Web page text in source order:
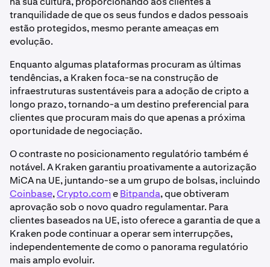
tranquilidade de que os seus fundos e dados pessoais
estão protegidos, mesmo perante ameaças em
evolução.
Enquanto algumas plataformas procuram as últimas
tendências, a Kraken foca-se na construção de
infraestruturas sustentáveis para a adoção de cripto a
longo prazo, tornando-a um destino preferencial para
clientes que procuram mais do que apenas a próxima
oportunidade de negociação.
O contraste no posicionamento regulatório também é
notável. A Kraken garantiu proativamente a autorização
MiCA na UE, juntando-se a um grupo de bolsas, incluindo
Coinbase,Crypto.comeBitpanda, que obtiveram
aprovação sob o novo quadro regulamentar. Para
clientes baseados na UE, isto oferece a garantia de que a
Kraken pode continuar a operar sem interrupções,
independentemente de como o panorama regulatório
mais amplo evoluir.